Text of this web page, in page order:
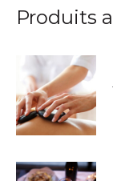
Produits